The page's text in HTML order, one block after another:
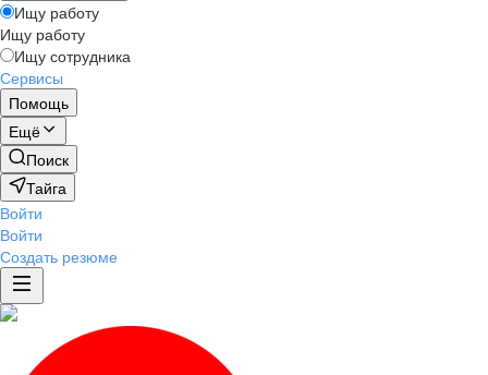
Ищу работу
Ищу работу
Ищу сотрудника
Сервисы
Помощь
Ещё
Поиск
Тайга
Войти
Войти
Создать резюме